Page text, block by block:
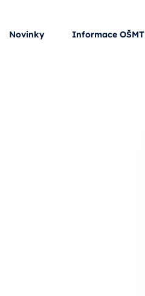
Novinky Informace OŠMT